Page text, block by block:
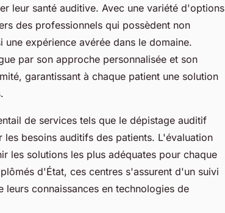
leur santé auditive. Avec une variété d'options
des professionnels qui possèdent non
une expérience avérée dans le domaine.
par son approche personnalisée et son
garantissant à chaque patient une solution
de services tels que le dépistage auditif
besoins auditifs des patients. L'évaluation
les solutions les plus adéquates pour chaque
d'État, ces centres s'assurent d'un suivi
leurs connaissances en technologies de